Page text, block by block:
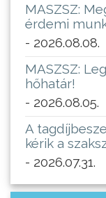
MASZSZ:
érdemi
- 2026.08.08.
MASZSZ:
hőhatár!
- 2026.08.05.
A
kérik a
- 2026.07.31.